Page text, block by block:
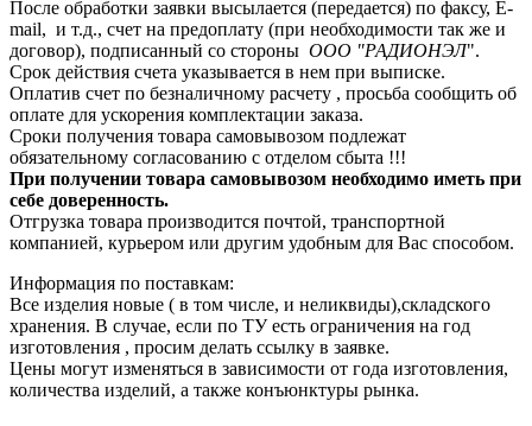
После обработки заявки высылается (передается) по факсу, E-
mail, и т.д., счет на предоплату (при необходимости так же и
договор), подписанный со стороны ООО "РАДИОНЭЛ".
Срок действия счета указывается в нем при выписке.
Оплатив счет по безналичному расчету , просьба сообщить об
оплате для ускорения комплектации заказа.
Сроки получения товара самовывозом подлежат
обязательному согласованию с отделом сбыта !!!
При получении товара самовывозом необходимо иметь при
себе доверенность.
Отгрузка товара производится почтой, транспортной
компанией, курьером или другим удобным для Вас способом.
Информация по поставкам:
Все изделия новые ( в том числе, и неликвиды),складского
хранения. В случае, если по ТУ есть ограничения на год
изготовления , просим делать ссылку в заявке.
Цены могут изменяться в зависимости от года изготовления,
количества изделий, а также конъюнктуры рынка.